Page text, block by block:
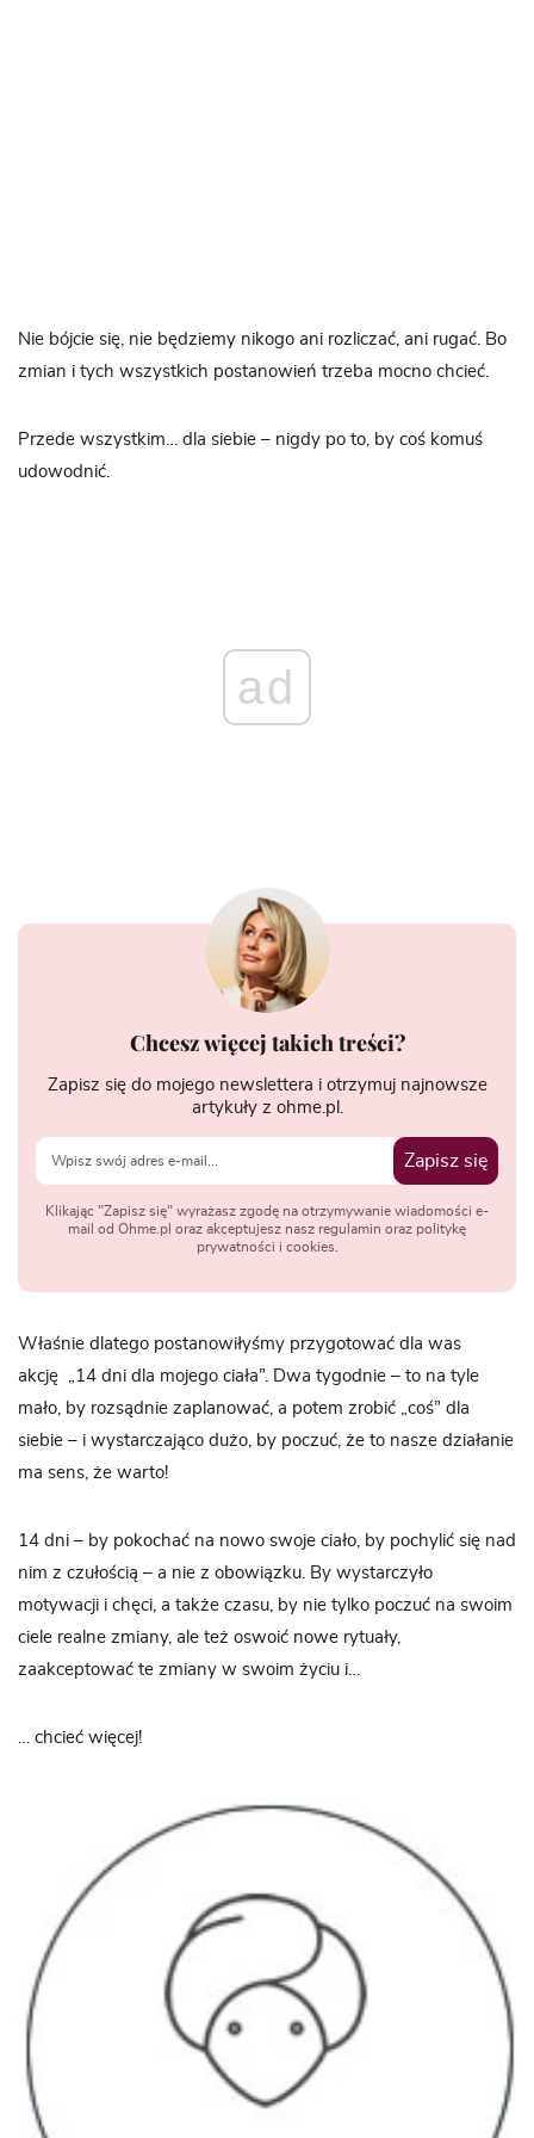
Nie bójcie się, nie będziemy nikogo ani rozliczać, ani rugać. Bo
zmian i tych wszystkich postanowień trzeba mocno chcieć.
Przede wszystkim… dla siebie – nigdy po to, by coś komuś
udowodnić.
ad
Chcesz więcej takich treści?
Zapisz się do mojego newslettera i otrzymuj najnowsze
artykuły z ohme.pl.
Zapisz się
Klikając "Zapisz się" wyrażasz zgodę na otrzymywanie wiadomości e-
mail od Ohme.pl oraz akceptujesz nasz regulamin oraz politykę
prywatności i cookies.
Właśnie dlatego postanowiłyśmy przygotować dla was
akcję „14 dni dla mojego ciała”. Dwa tygodnie – to na tyle
mało, by rozsądnie zaplanować, a potem zrobić „coś” dla
siebie – i wystarczająco dużo, by poczuć, że to nasze działanie
ma sens, że warto!
14 dni – by pokochać na nowo swoje ciało, by pochylić się nad
nim z czułością – a nie z obowiązku. By wystarczyło
motywacji i chęci, a także czasu, by nie tylko poczuć na swoim
ciele realne zmiany, ale też oswoić nowe rytuały,
zaakceptować te zmiany w swoim życiu i…
… chcieć więcej!